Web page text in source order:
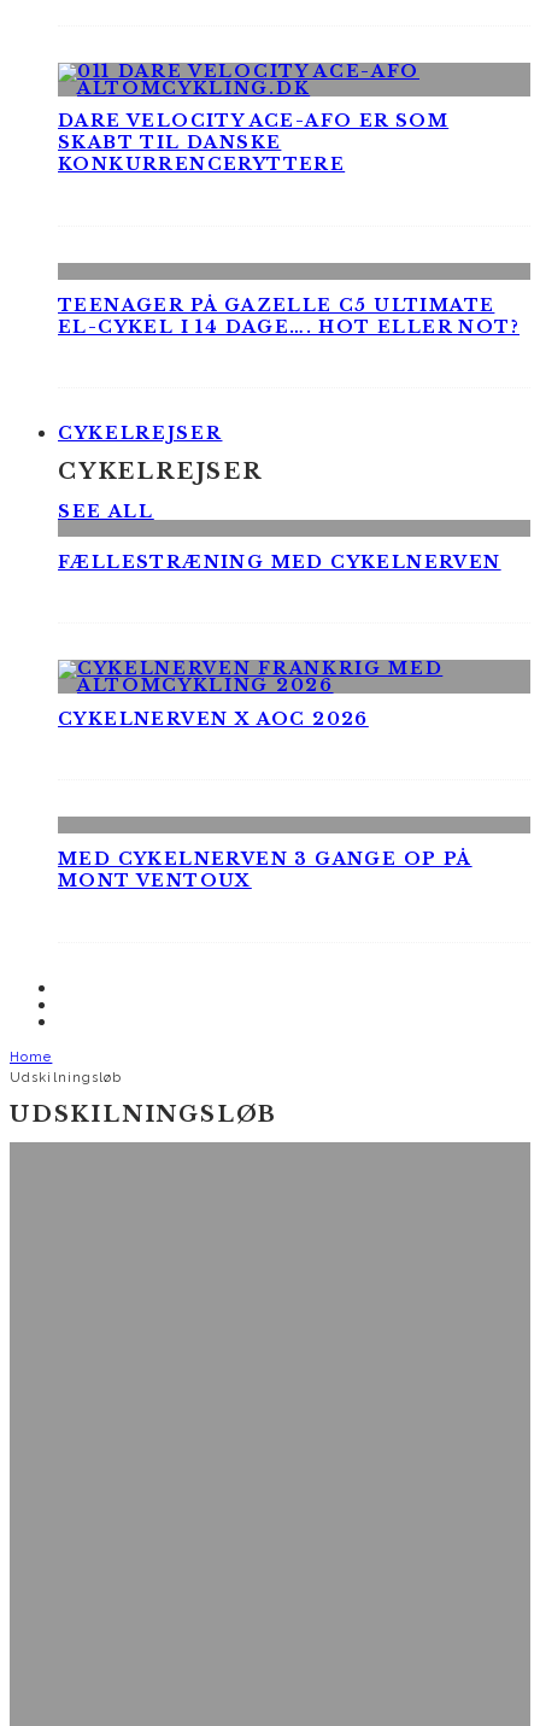
DARE VELOCITY ACE-AFO ER SOM
SKABT TIL DANSKE
KONKURRENCERYTTERE
TEENAGER PÅ GAZELLE C5 ULTIMATE
EL-CYKEL I 14 DAGE…. HOT ELLER NOT?
CYKELREJSER
CYKELREJSER
SEE ALL
FÆLLESTRÆNING MED CYKELNERVEN
CYKELNERVEN X AOC 2026
MED CYKELNERVEN 3 GANGE OP PÅ
MONT VENTOUX
Home
Udskilningsløb
UDSKILNINGSLØB